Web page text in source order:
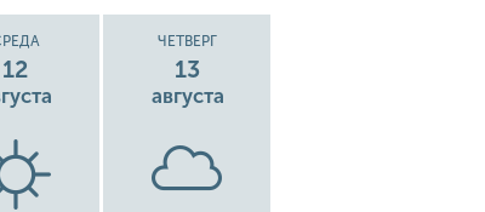
12
ЧЕТВЕРГ
13
августа